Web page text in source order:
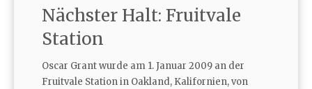
Nächster Halt: Fruitvale
Station
Oscar Grant wurde am 1. Januar 2009 an der
Fruitvale Station in Oakland, Kalifornien, von